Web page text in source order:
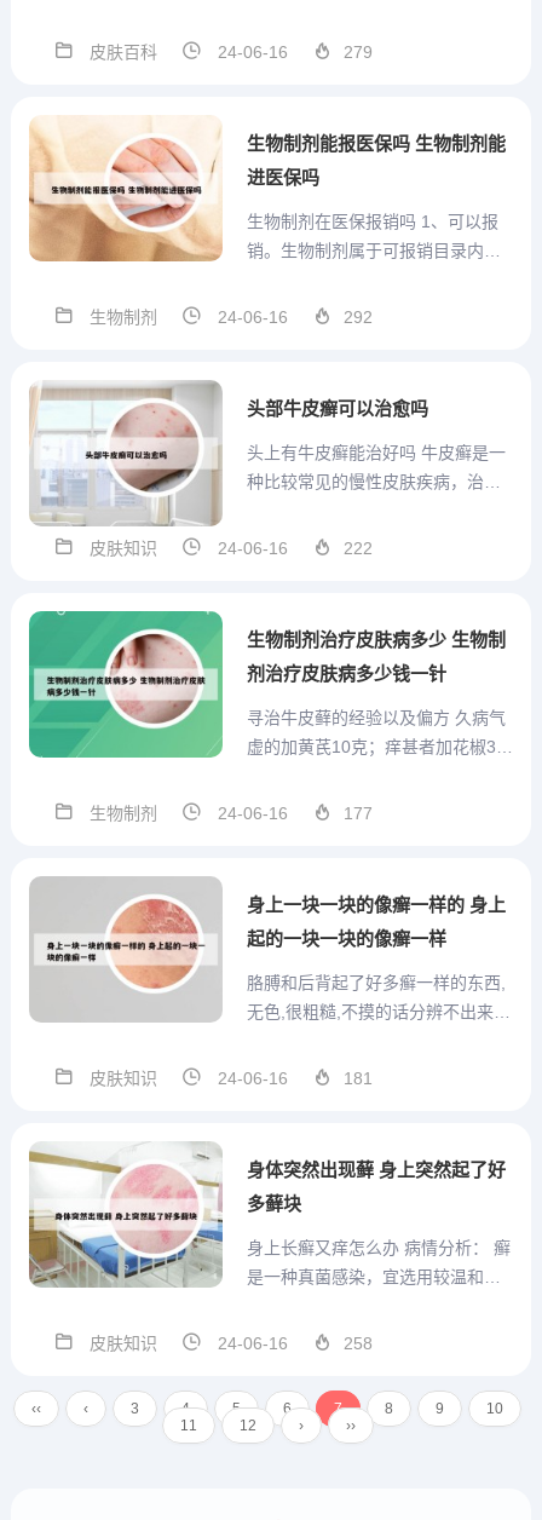
激感染引起.建议用生理盐水或利凡
周以上。建议经常清洗包皮和阴茎
头，保持包皮腔内清...
皮肤百科 24-06-16 279
生物制剂能报医保吗 生物制剂能
进医保吗
生物制剂在医保报销吗 1、可以报
销。生物制剂属于可报销目录内，
型农村合作医疗中进行报销。根据
建立并完善了新型农村合作医疗制
生物制剂 24-06-16 292
头部牛皮癣可以治愈吗
头上有牛皮癣能治好吗 牛皮癣是一
种比较常见的慢性皮肤疾病，治好
人不多，目前治疗牛皮癣主要以缓
静止期、退行期三个时期。牛皮癣
患者在生活中要少吃辛辣油腻等...
皮肤知识 24-06-16 222
生物制剂治疗皮肤病多少 生物制
剂治疗皮肤病多少钱一针
寻治牛皮藓的经验以及偏方 久病气
虚的加黄芪10克；痒甚者加花椒3
改服第2方：刺猬皮、乌蛇皮、土槿
治疗牛皮癣160例，痊愈154例，好
生物制剂 24-06-16 177
身上一块一块的像癣一样的 身上
起的一块一块的像癣一样
胳膊和后背起了好多癣一样的东西,
无色,很粗糙,不摸的话分辨不出来,
染.可发生在身体的任何部位.开始为
疱：一般为粟粒状，多见于软腭，
皮肤知识 24-06-16 181
身体突然出现藓 身上突然起了好
多藓块
身上长癣又痒怎么办 病情分析： 癣
是一种真菌感染，宜选用较温和的
宝岛癣水、复方土槿皮酊等，一般
膏、雄黄软膏等。你好，长癣痒的
话考虑是真菌或者细菌感染引起
皮肤知识 24-06-16 258
‹‹ ‹ 3 4 5 6 7 8 9
10
11
12 › ››